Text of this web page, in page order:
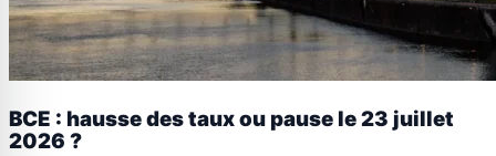
BCE : hausse des taux ou pause le 23 juillet
2026 ?